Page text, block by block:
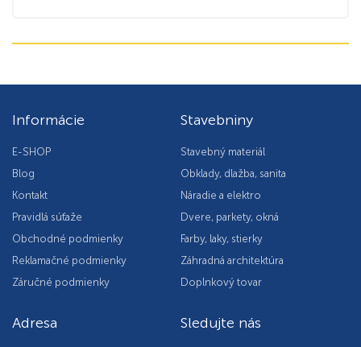
Informácie
E-SHOP
Blog
Kontakt
Pravidlá súťaže
Obchodné podmienky
Reklamačné podmienky
Záručné podmienky
Stavebniny
Stavebný materiál
Obklady, dlažba, sanita
Náradie a elektro
Dvere, parkety, okná
Farby, laky, stierky
Záhradná architektúra
Doplnkový tovar
Adresa Sledujte nás